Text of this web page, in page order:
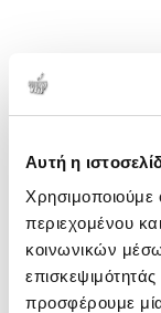
Αυτή η
Χρησιμοποιούμε
περιεχομένου
κοινωνικών
προσφέρουμε μία